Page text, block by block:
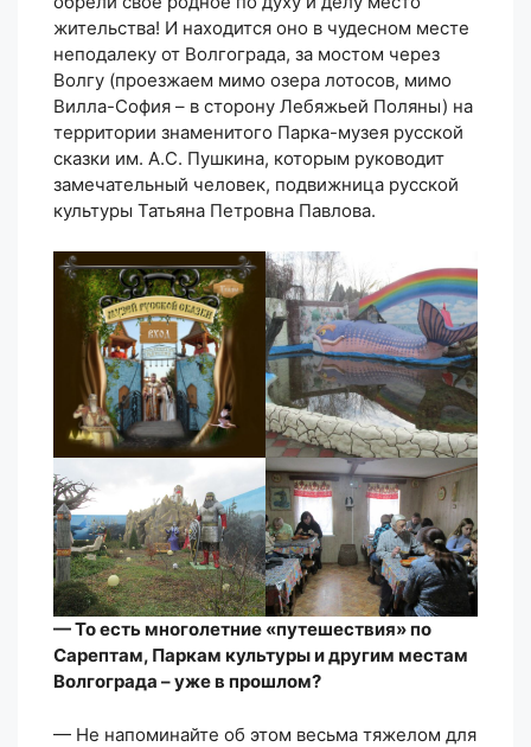
жительства! И находится оно в чудесном месте
неподалеку от Волгограда, за мостом через
Волгу (проезжаем мимо озера лотосов, мимо
Вилла-София – в сторону Лебяжьей Поляны) на
территории знаменитого Парка-музея русской
сказки им. А.С. Пушкина, которым руководит
замечательный человек, подвижница русской
культуры Татьяна Петровна Павлова.
— То есть многолетние «путешествия» по
Сарептам, Паркам культуры и другим местам
Волгограда – уже в прошлом?
— Не напоминайте об этом весьма тяжелом для